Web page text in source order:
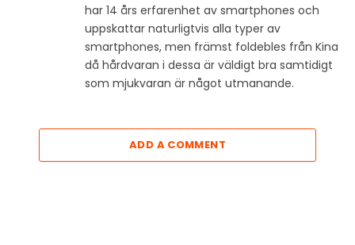
har 14 års erfarenhet av smartphones och
uppskattar naturligtvis alla typer av
smartphones, men främst foldebles från Kina
då hårdvaran i dessa är väldigt bra samtidigt
som mjukvaran är något utmanande.
ADD A COMMENT